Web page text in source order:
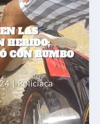
LAS
HERIDO;
CON RUMBO
|Policiaca